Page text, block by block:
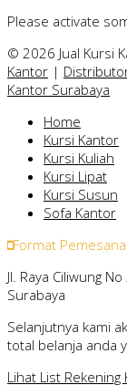
Please activate
© 2026 Jual Kursi
Kantor |
Kantor Surabaya
Home
Kursi Kantor
Kursi Kuliah
Kursi Lipat
Kursi Susun
Sofa Kantor
Format
Jl. Raya Ciliwung
Surabaya
Selanjutnya kami
total belanja anda
Lihat List Rekening